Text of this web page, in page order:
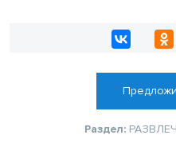
Раздел: